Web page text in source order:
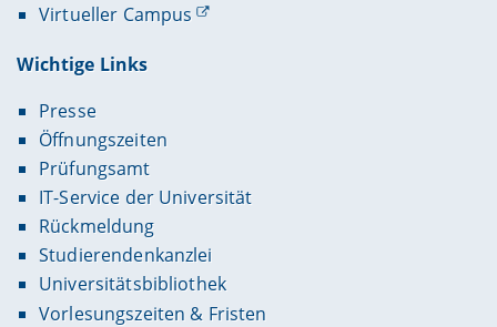
Virtueller Campus
Wichtige Links
Presse
Öffnungszeiten
Prüfungsamt
IT-Service der Universität
Rückmeldung
Studierendenkanzlei
Universitätsbibliothek
Vorlesungszeiten & Fristen